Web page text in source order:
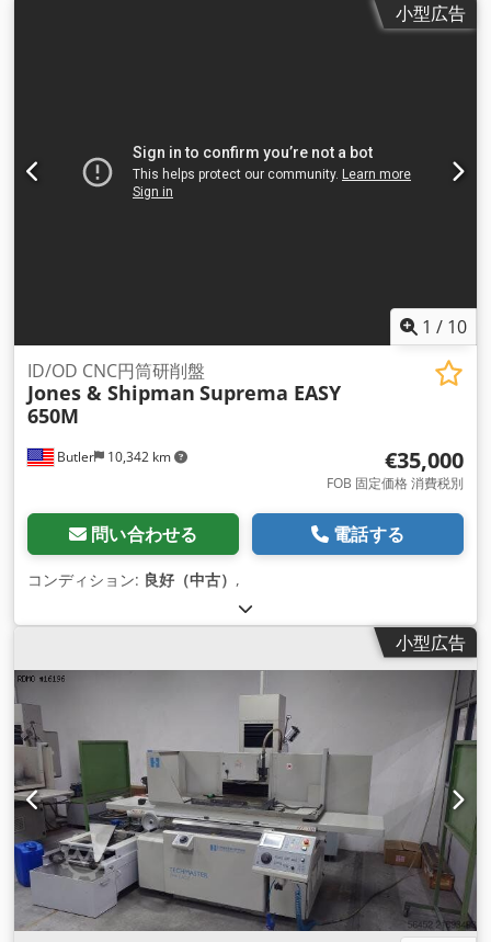
小型広告
1 / 10
Butler 10,342 km
ID/OD CNC円筒研削盤
Jones & Shipman Suprema EASY
650M
€35,000
FOB 固定価格 消費税別
問い合わせる 電話する
コンディション: 良好（中古） ,
小型広告